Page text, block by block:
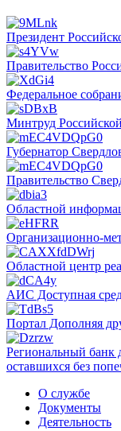
Президент
Правительство
Федеральное
Минтруд
Губернатор
Правительство
Областной
Организационно-
Областной центр
АИС Доступная
Портал Дополняя
Региональный банк
оставшихся без
О службе
Документы
Деятельность